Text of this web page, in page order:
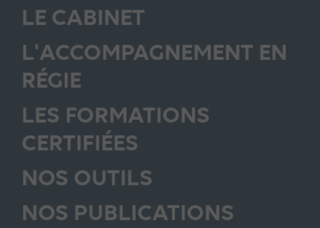
LE CABINET
L'ACCOMPAGNEMENT EN
RÉGIE
LES FORMATIONS
CERTIFIÉES
NOS OUTILS
NOS PUBLICATIONS